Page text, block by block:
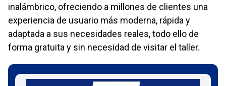
inalámbrico, ofreciendo a millones de clientes una
experiencia de usuario más moderna, rápida y
adaptada a sus necesidades reales, todo ello de
forma gratuita y sin necesidad de visitar el taller.